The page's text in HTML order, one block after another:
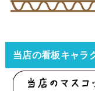
当店の看板キャラ